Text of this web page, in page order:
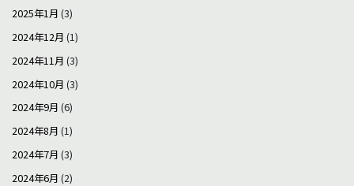
2025年1月 (3)
2024年12月 (1)
2024年11月 (3)
2024年10月 (3)
2024年9月 (6)
2024年8月 (1)
2024年7月 (3)
2024年6月 (2)